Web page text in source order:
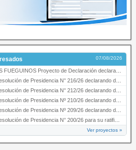
07/08/2026
Proyecto de Declaración declarando de interés provincial PRESIDENCI…
de Presidencia N° 216/26 declarando de interés provincial la labor …
de Presidencia N° 212/26 declarando de interés provincial el “50° A…
de Presidencia Nº 210/26 declarando de interés provincial el proyec…
de Presidencia Nº 209/26 declarando de interés provincial la presen…
de Presidencia N° 200/26 para su ratificación.
Ver proyectos »